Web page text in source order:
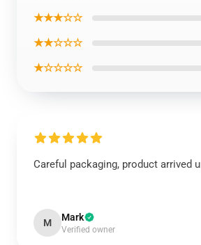
★★★☆☆
★★☆☆☆
★☆☆☆☆
Careful packaging, product arrived
M Mark
Verified owner